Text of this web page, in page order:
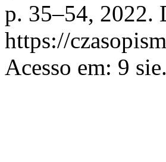
p. 35–54, 2022.
https://
Acesso em: 9